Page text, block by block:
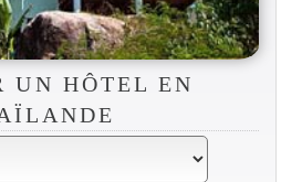
UN HÔTEL EN